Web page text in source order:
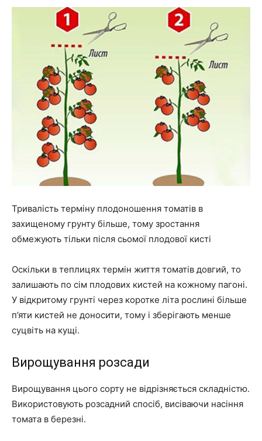
Тривалість терміну плодоношення томатів в
захищеному грунту більше, тому зростання
обмежують тільки після сьомої плодової кисті
Оскільки в теплицях термін життя томатів довгий, то
залишають по сім плодових кистей на кожному пагоні.
У відкритому грунті через коротке літа рослині більше
п’яти кистей не доносити, тому і зберігають менше
суцвіть на кущі.
Вирощування розсади
Вирощування цього сорту не відрізняється складністю.
Використовують розсадний спосіб, висіваючи насіння
томата в березні.